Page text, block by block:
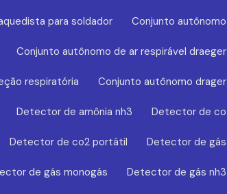
para soldador Conjunto autônomo
Conjunto autônomo de ar respirável draeger
respiratória Conjunto autônomo drager
Detector de amônia nh3 Detector de co
Detector de co2 portátil Detector de gás
de gás monogás Detector de gás nh3